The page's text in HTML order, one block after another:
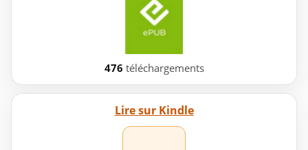
476 téléchargements
Lire sur Kindle